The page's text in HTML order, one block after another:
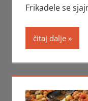
Frikadele se
čitaj dalje